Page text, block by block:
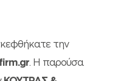
την
. Η παρούσα